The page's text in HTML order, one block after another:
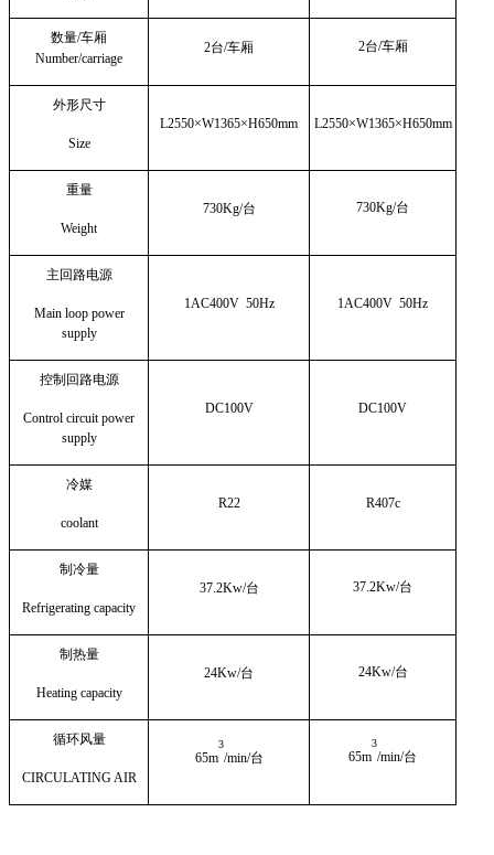
数量/车厢
Number/carriage
2台/车厢 2台/车厢
外形尺寸
Size
L2550×W1365×H650mm L2550×W1365×H650mm
重量
Weight
730Kg/台 730Kg/台
主回路电源
Main loop power
supply
1AC400V 50Hz 1AC400V 50Hz
控制回路电源
Control circuit power
supply
DC100V DC100V
冷媒
coolant
R22 R407c
制冷量
Refrigerating capacity
37.2Kw/台 37.2Kw/台
制热量
Heating capacity
24Kw/台 24Kw/台
循环风量
CIRCULATING AIR
65m
3
/min/台 65m
3
/min/台